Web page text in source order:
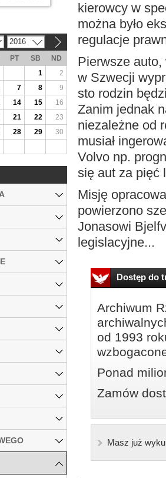
kierowcy w
można było
regulacje
Pierwsze auto,
w Szwecji
sto rodzin
Zanim jednak
niezależne od
musiał
Volvo np.
się aut za pięć
Misję
powierzono
Jonasowi
legislacyjne...
Dostęp do
Archiwum
od 1993
Ponad
Zamów
Masz już
2016
PT SB
ND
1
2
7 8
9
14 15
16
21 22
23
28 29
30